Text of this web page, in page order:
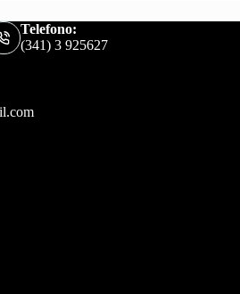
Telefono:
(341) 3 925627